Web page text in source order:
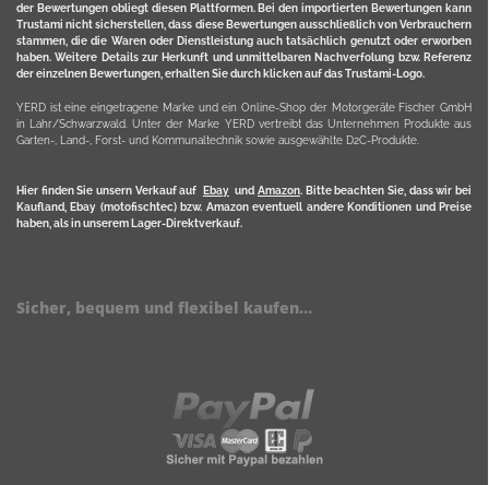
der Bewertungen obliegt diesen Plattformen. Bei den importierten Bewertungen kann
Trustami nicht sicherstellen, dass diese Bewertungen ausschließlich von Verbrauchern
stammen, die die Waren oder Dienstleistung auch tatsächlich genutzt oder erworben
haben. Weitere Details zur Herkunft und unmittelbaren Nachverfolung bzw. Referenz
der einzelnen Bewertungen, erhalten Sie durch klicken auf das Trustami-Logo.
YERD ist eine eingetragene Marke und ein Online-Shop der Motorgeräte Fischer GmbH
in Lahr/Schwarzwald. Unter der Marke YERD vertreibt das Unternehmen Produkte aus
Garten-, Land-, Forst- und Kommunaltechnik sowie ausgewählte D2C-Produkte.
Hier finden Sie unsern Verkauf auf Ebayund Amazon. Bitte beachten Sie, dass wir bei
Kaufland, Ebay (motofischtec) bzw. Amazon eventuell andere Konditionen und Preise
haben, als in unserem Lager-Direktverkauf.
Sicher, bequem und flexibel kaufen...